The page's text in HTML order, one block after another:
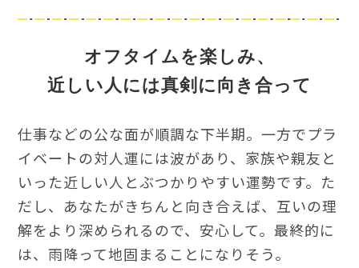
オフタイムを楽しみ、
近しい人には真剣に向き合って
仕事などの公な面が順調な下半期。一方でプラ
イベートの対人運には波があり、家族や親友と
いった近しい人とぶつかりやすい運勢です。た
だし、あなたがきちんと向き合えば、互いの理
解をより深められるので、安心して。最終的に
は、雨降って地固まることになりそう。